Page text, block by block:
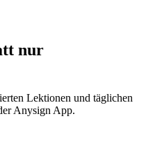
nur
Lektionen und täglichen
Anysign App.